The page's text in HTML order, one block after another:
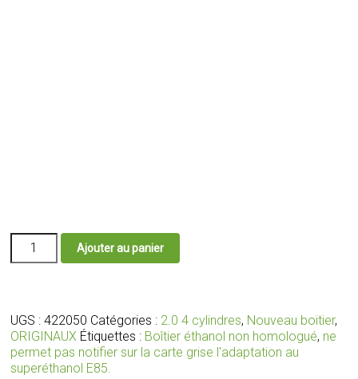
quantité
2.0
wifi
avec
faisceau
Ajouter au panier
UGS :422050 Catégories : 2.0 4 cylindres, Nouveau boitier,
ORIGINAUX Étiquettes : Boîtier éthanol non homologué, ne
permet pas notifier sur la carte grise l'adaptation au
superéthanol E85.